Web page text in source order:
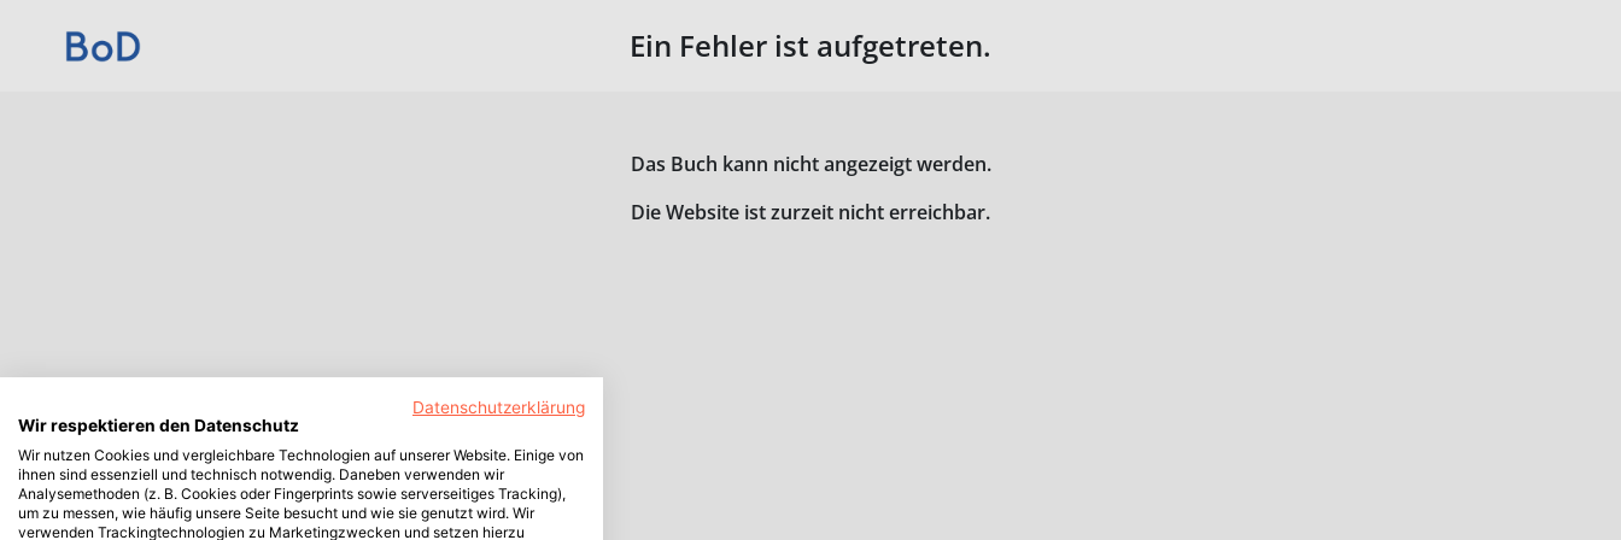
Ein Fehler ist aufgetreten.
Das Buch kann nicht angezeigt werden.
Die Website ist zurzeit nicht erreichbar.
Datenschutzerklärung
Wir respektieren den Datenschutz
Wir nutzen Cookies und vergleichbare Technologien auf unserer Website. Einige von
ihnen sind essenziell und technisch notwendig. Daneben verwenden wir
Analysemethoden (z. B. Cookies oder Fingerprints sowie serverseitiges Tracking),
um zu messen, wie häufig unsere Seite besucht und wie sie genutzt wird. Wir
verwenden Trackingtechnologien zu Marketingzwecken und setzen hierzu